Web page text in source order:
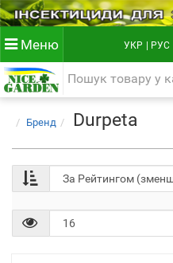
Меню УКР | РУС
Бренд Durpeta